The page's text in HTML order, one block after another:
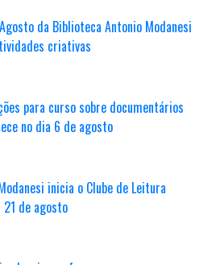
da Biblioteca Antonio Modanesi
criativas
para curso sobre documentários
no dia 6 de agosto
inicia o Clube de Leitura
de agosto